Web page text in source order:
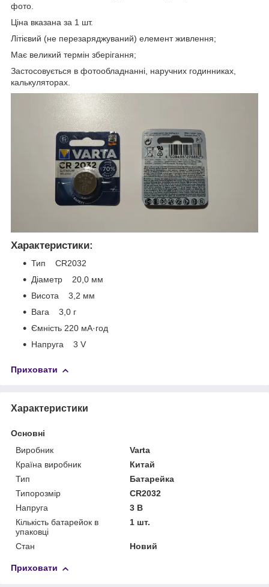
фото.
Ціна вказана за 1 шт.
Літієвий (не перезаряджуваний) елемент живлення;
Має великий термін зберігання;
Застосовується в фотообладнанні, наручних годинниках,
калькуляторах.
Характеристики:
Тип CR2032
Діаметр 20,0 мм
Висота 3,2 мм
Вага 3,0 г
Ємність 220 мА·год
Напруга 3 V
Приховати
Характеристики
Основні
Виробник
Varta
Країна виробник
Китай
Тип
Батарейка
Типорозмір
CR2032
Напруга
3 В
Кількість батарейок в
упаковці
1 шт.
Стан Новий
Приховати